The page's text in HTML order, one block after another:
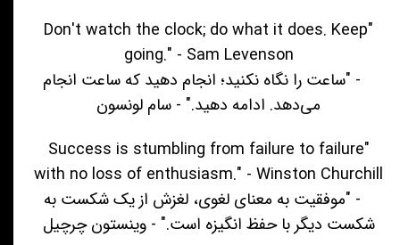
"Don't watch the clock; do what it does. Keep
going." - Sam Levenson
- "ساعت را نگاه نکنید؛ انجام دهید که ساعت انجام
می‌دهد. ادامه دهید." - سام لونسون
"Success is stumbling from failure to failure
with no loss of enthusiasm." - Winston Churchill
- "موفقیت به معنای لغوی، لغزش از یک شکست به
شکست دیگر با حفظ انگیزه است." - وینستون چرچیل